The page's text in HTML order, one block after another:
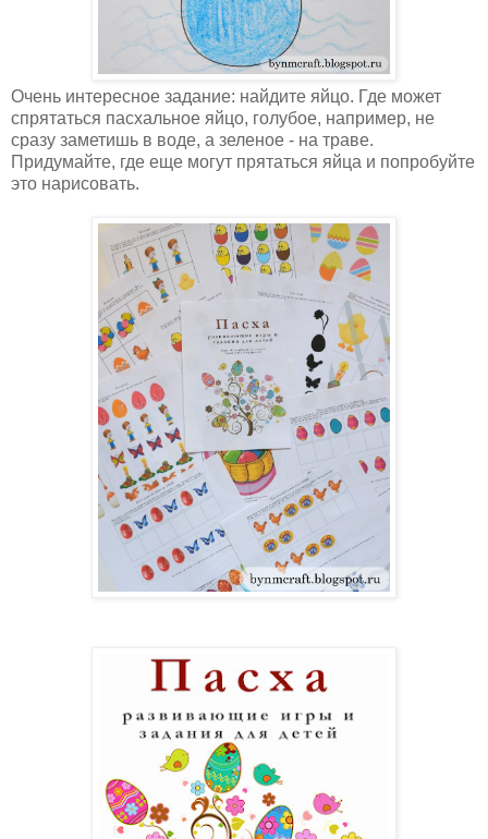
Очень интересное задание: найдите яйцо. Где может
спрятаться пасхальное яйцо, голубое, например, не
сразу заметишь в воде, а зеленое - на траве.
Придумайте, где еще могут прятаться яйца и попробуйте
это нарисовать.